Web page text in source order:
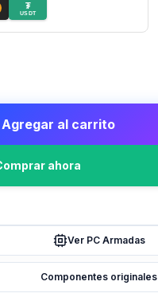
₮
USDT
Agregar al carrito
ahora
Ver PC Armadas
Componentes originales